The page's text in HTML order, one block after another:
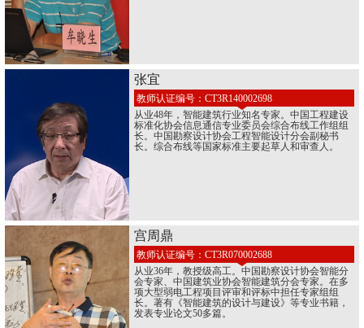
张宜
教师认证编号：CT3R140002698
从业48年，智能建筑行业知名专家。中国工程建设
标准化协会信息通信专业委员会综合布线工作组组
长。中国勘察设计协会工程智能设计分会副秘书
长。综合布线等国家标准主要起草人和审查人。
宫周鼎
教师认证编号：CT3R070002688
从业36年，教授级高工。中国勘察设计协会智能分
会专家、中国建筑业协会智能建筑分会专家。在多
项大型弱电工程项目评审和评标中担任专家组组
长。著有《智能建筑的设计与建设》等专业书籍，
发表专业论文50多篇。